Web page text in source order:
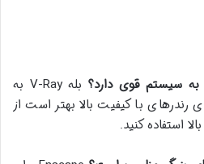
به سیستم قوی دارد؟
بله V-Ray به
رندرهای با کیفیت بالا بهتر است از
استفاده کنید.